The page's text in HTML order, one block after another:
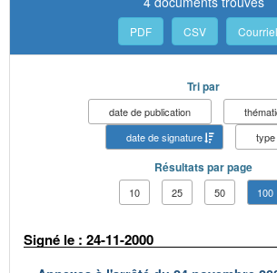
PDF CSV Courriel
Tri par
date de publication
date de signature
type
Résultats par page
10 25 50 100
Signé le : 24-11-2000